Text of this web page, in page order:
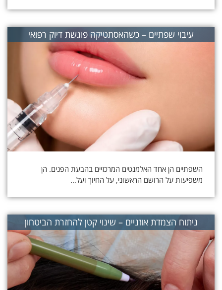
עיבוי שפתיים – כשהאסתטיקה פוגשת דיוק רפואי
השפתיים הן אחד האלמנטים המרכזיים בהבעת הפנים. הן
משפיעות על הרושם הראשוני, על החיוך ועל…
ניתוח הצמדת אוזניים – שינוי קטן להחזרת הביטחון